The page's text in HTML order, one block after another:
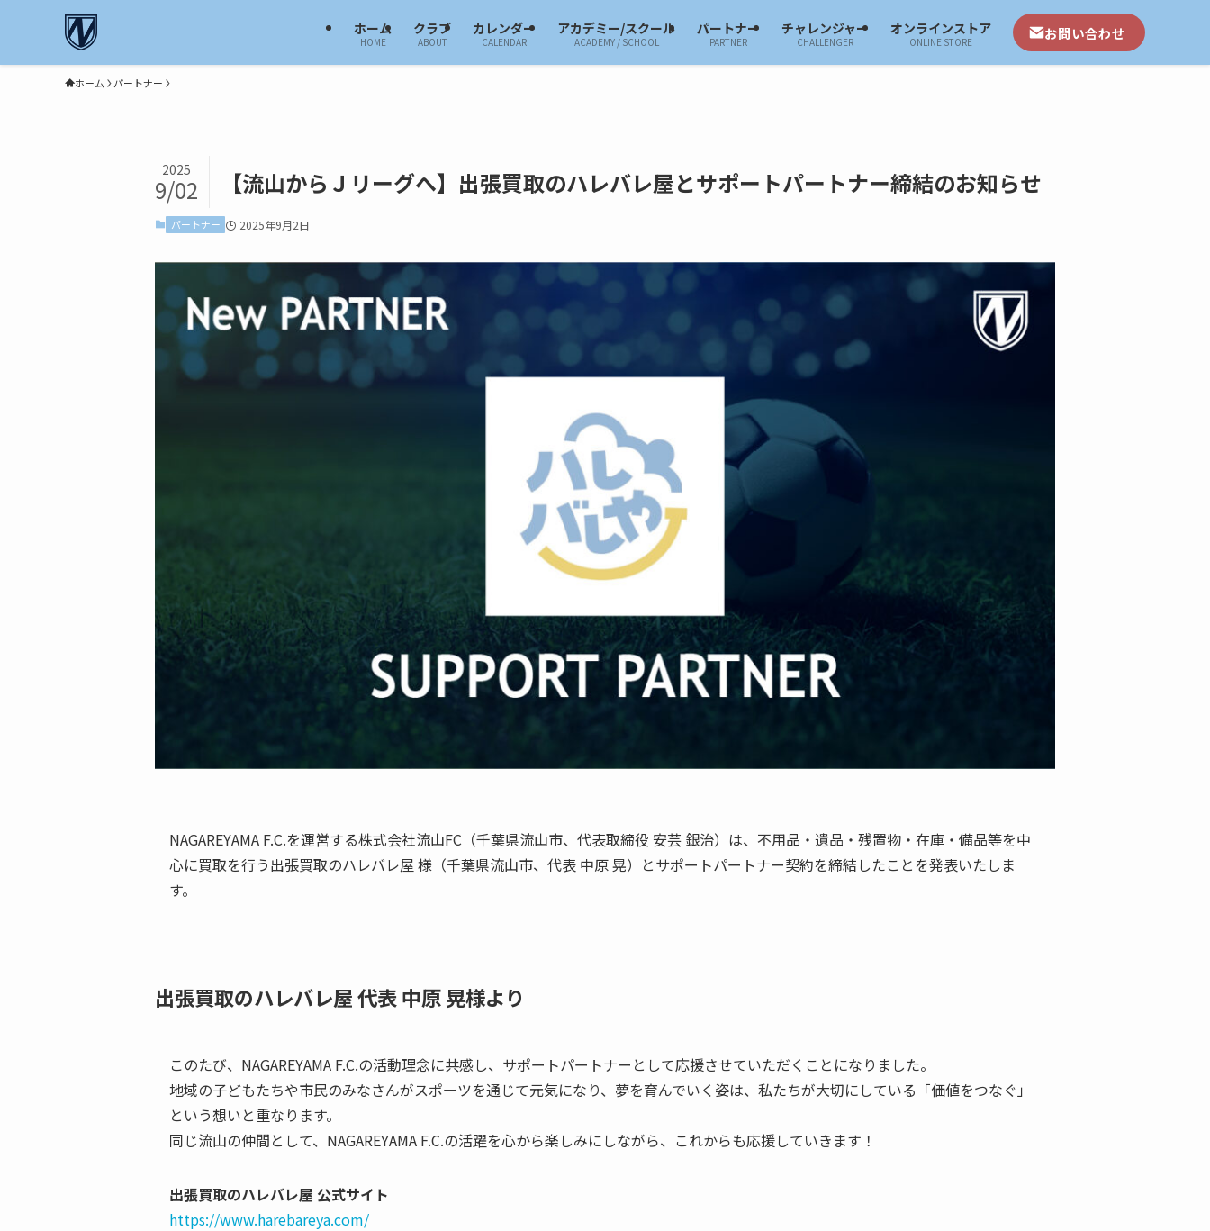
ホーム
HOME
クラブ
ABOUT
カレンダー
CALENDAR
アカデミー/スクール
ACADEMY / SCHOOL
パートナー
PARTNER
チャレンジャー
CHALLENGER
オンラインストア
ONLINE STORE お問い合わせ
ホーム パートナー
【流山からＪリーグへ】出張買取のハレバレ屋とサポートパートナー締結のお知らせ
2025
9/02
パートナー 2025年9月2日
NAGAREYAMA F.C.を運営する株式会社流山FC（千葉県流山市、代表取締役 安芸 銀治）は、不用品・遺品・残置物・在庫・備品等を中
心に買取を行う出張買取のハレバレ屋 様（千葉県流山市、代表 中原 晃）とサポートパートナー契約を締結したことを発表いたしま
す。
出張買取のハレバレ屋 代表 中原 晃様より
このたび、NAGAREYAMA F.C.の活動理念に共感し、サポートパートナーとして応援させていただくことになりました。
地域の子どもたちや市民のみなさんがスポーツを通じて元気になり、夢を育んでいく姿は、私たちが大切にしている「価値をつなぐ」
という想いと重なります。
同じ流山の仲間として、NAGAREYAMA F.C.の活躍を心から楽しみにしながら、これからも応援していきます！
出張買取のハレバレ屋 公式サイト
https://www.harebareya.com/